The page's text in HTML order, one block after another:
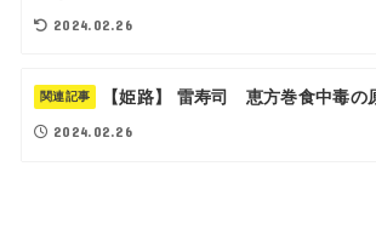
2024.02.26
関連記事 【姫路】 雷寿司 恵方巻食中毒の
2024.02.26